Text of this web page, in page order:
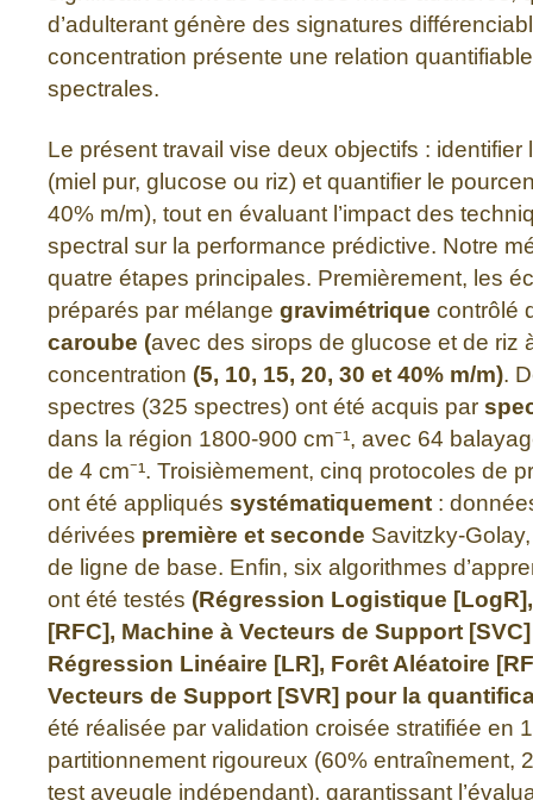
d’adulterant génère des signatures
concentration présente une relation
spectrales.
Le présent travail vise deux objectifs : identifier
(miel pur, glucose ou riz) et quantifier le
40% m/m), tout en évaluant l’impact des
spectral sur la performance prédictive. Notre
quatre étapes principales. Premièrement, les
préparés par mélange gravimétrique contrôlé
caroube (avec des sirops de glucose et de riz
concentration (5, 10, 15, 20, 30 et 40% m/m).
spectres (325 spectres) ont été acquis par
dans la région 1800-900 cm⁻¹, avec 64
de 4 cm⁻¹. Troisièmement, cinq protocoles de
ont été appliqués systématiquement :
dérivées première et seconde Savitzky-
de ligne de base. Enfin, six algorithmes
ont été testés (Régression Logistique
[RFC], Machine à Vecteurs de Support [SVC]
Régression Linéaire [LR], Forêt Aléatoire
Vecteurs de Support [SVR] pour la
été réalisée par validation croisée stratifiée en
partitionnement rigoureux (60% entraînement,
test aveugle indépendant), garantissant